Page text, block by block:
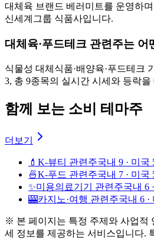
대체육 브랜드 베러미트를 운영하
신세계그룹 식품사입니다.
대체육·푸드테크 관련주는 어
식물성 대체식품·배양육·푸드테크
3, 총 9종목의 실시간 시세와 등락
함께 보는 소비 테마주
더보기
💄 K-뷰티 관련주국내 9 · 미국
🍜K-푸드 관련주국내 7 · 미국
✨미용의료기기 관련주국내 6
🎰카지노·여행 관련주국내 6 ·
※ 본 페이지는 특정 주제와 사업적
세 정보를 제공하는 서비스입니다.